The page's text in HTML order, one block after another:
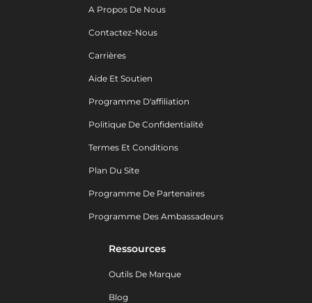
A Propos De Nous
Contactez-Nous
Carrières
Aide Et Soutien
Programme D'affiliation
Politique De Confidentialité
Termes Et Conditions
Plan Du Site
Programme De Partenaires
Programme Des Ambassadeurs
Ressources
Outils De Marque
Blog